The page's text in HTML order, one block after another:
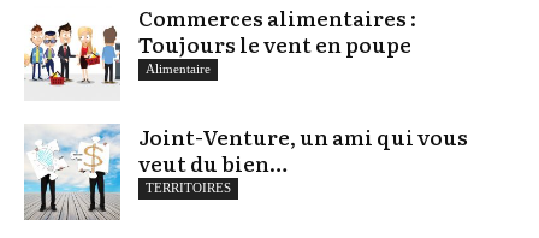
Commerces alimentaires :
Toujours le vent en poupe
Alimentaire
Joint-Venture, un ami qui vous
veut du bien…
TERRITOIRES